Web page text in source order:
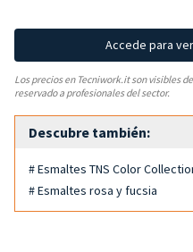
Accede para
Los precios en Tecniwork.it son visibles
reservado a profesionales del sector.
Descubre también:
# Esmaltes TNS Color
# Esmaltes rosa y fucsia